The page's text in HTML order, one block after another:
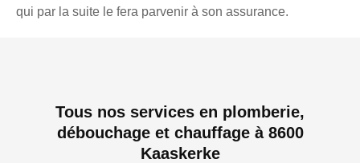
qui par la suite le fera parvenir à son assurance.
Tous nos services en plomberie,
débouchage et chauffage à 8600
Kaaskerke